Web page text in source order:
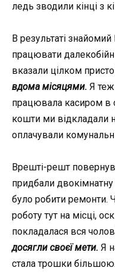
ледь зводили кінці з
В результаті
працювати
вказали цілком
вдома місяцями. Я
працювала касиром в
кошти ми відкладали
оплачували
Врешті-решт
придбали
було робити ремонти.
роботу тут на місці,
покладалася вся
досягли своєї мети. Я
стала трошки більшою.